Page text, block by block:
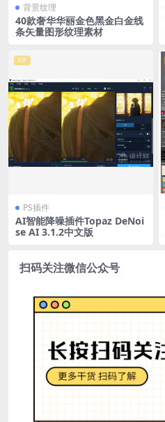
背景纹理
40款奢华华丽金色黑金白金线
条矢量图形纹理素材
VIP
PS插件
AI智能降噪插件Topaz DeNoi
se AI 3.1.2中文版
扫码关注微信公众号